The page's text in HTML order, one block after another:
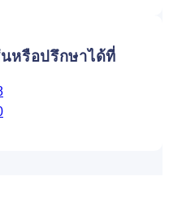
หรือปรึกษาได้ที่